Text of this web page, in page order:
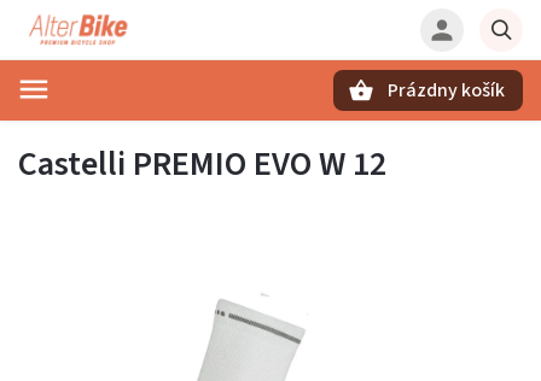
Prázdny košík
Castelli PREMIO EVO W 12